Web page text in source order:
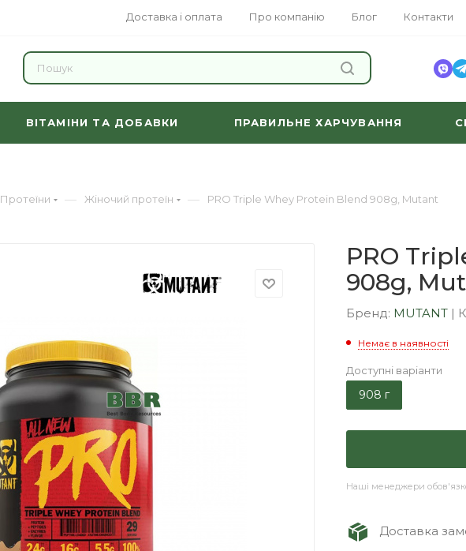
Доставка і оплата Про компанію Блог Контакти
ВІТАМІНИ ТА ДОБАВКИ ПРАВИЛЬНЕ ХАРЧУВАННЯ
Протеїни — Жіночий протеїн — PRO Triple Whey Protein Blend 908g, Mutant
PRO
908g,
Бренд: MUTANT |
Немає в наявності
Доступні варіанти
908 г
Наші менеджери
Доставка